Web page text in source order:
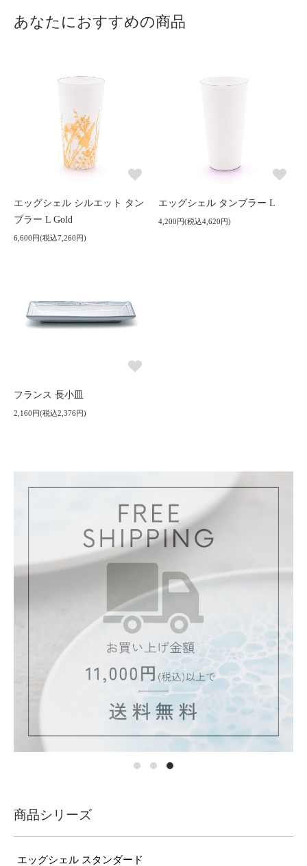
あなたにおすすめの商品
エッグシェル シルエット タン
ブラー L Gold
6,600円(税込7,260円)
エッグシェル タンブラー L
4,200円(税込4,620円)
フランス 長小皿
2,160円(税込2,376円)
商品シリーズ
エッグシェル スタンダード